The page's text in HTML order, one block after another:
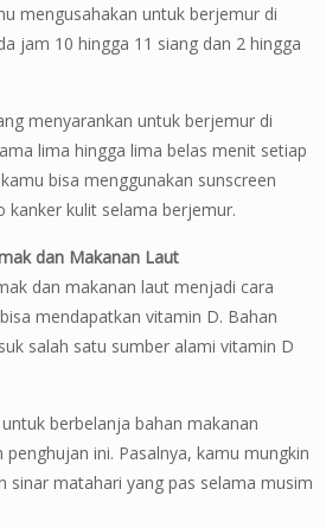
mengusahakan untuk berjemur di
jam 10 hingga 11 siang dan 2 hingga
menyarankan untuk berjemur di
lima hingga lima belas menit setiap
bisa menggunakan sunscreen
kanker kulit selama berjemur.
dan Makanan Laut
dan makanan laut menjadi cara
mendapatkan vitamin D. Bahan
salah satu sumber alami vitamin D
berbelanja bahan makanan
ini. Pasalnya, kamu mungkin
sinar matahari yang pas selama musim